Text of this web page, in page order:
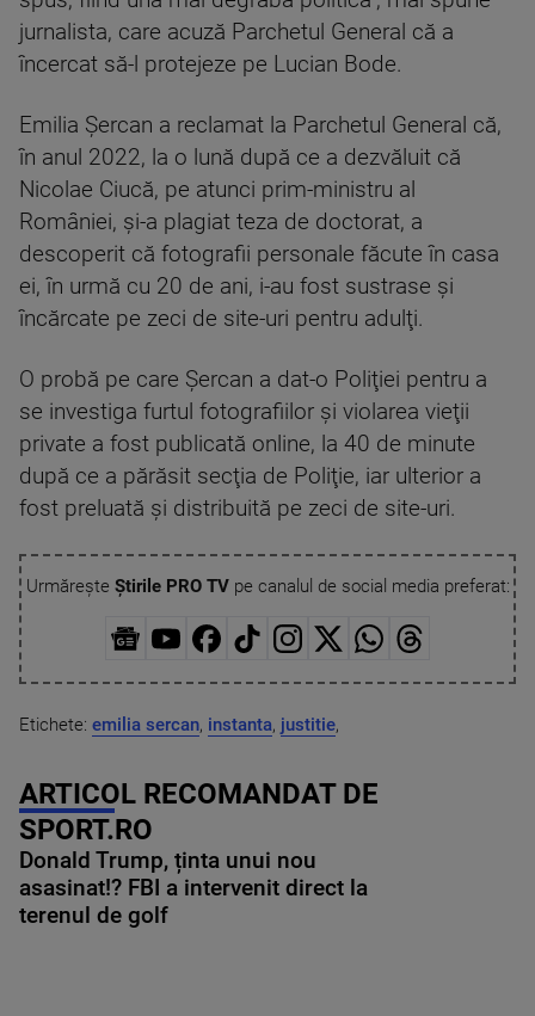
jurnalista, care acuză Parchetul General că a
încercat să-l protejeze pe Lucian Bode.
Emilia Şercan a reclamat la Parchetul General că,
în anul 2022, la o lună după ce a dezvăluit că
Nicolae Ciucă, pe atunci prim-ministru al
României, şi-a plagiat teza de doctorat, a
descoperit că fotografii personale făcute în casa
ei, în urmă cu 20 de ani, i-au fost sustrase şi
încărcate pe zeci de site-uri pentru adulţi.
O probă pe care Şercan a dat-o Poliţiei pentru a
se investiga furtul fotografiilor şi violarea vieţii
private a fost publicată online, la 40 de minute
după ce a părăsit secţia de Poliţie, iar ulterior a
fost preluată şi distribuită pe zeci de site-uri.
Urmărește Știrile PRO TVpe canalul de social media preferat:
Etichete: emilia sercan, instanta, justitie,
ARTICOL RECOMANDAT DE
SPORT.RO
Donald Trump, ținta unui nou
asasinat!? FBI a intervenit direct la
terenul de golf